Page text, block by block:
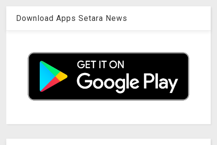
Download Apps Setara News